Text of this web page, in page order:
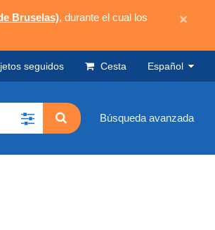
Bruselas), durante el cual los
×
seguidos Cesta Español
Búsqueda avanzada